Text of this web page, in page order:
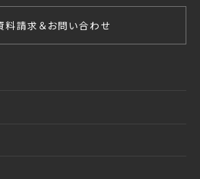
料請求＆お問い合わせ